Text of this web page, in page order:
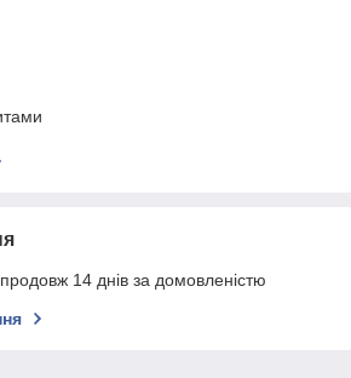
14 днів за домовленістю